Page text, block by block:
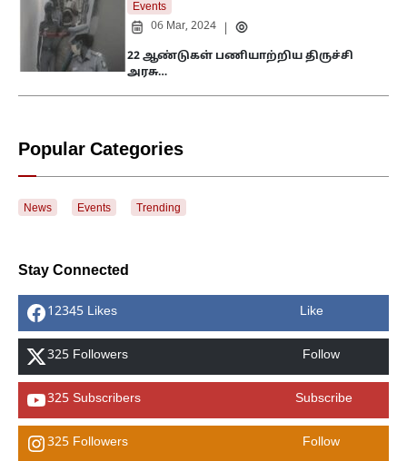
Events
06 Mar, 2024
22 ஆண்டுகள் பணியாற்றிய திருச்சி
அரசு…
Popular Categories
News Events Trending
Stay Connected
12345 Likes Like
325 Followers Follow
325 Subscribers Subscribe
325 Followers Follow